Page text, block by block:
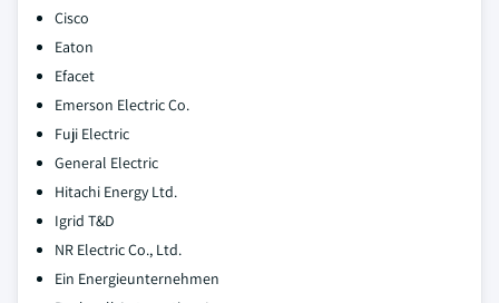
Cisco
Eaton
Efacet
Emerson Electric Co.
Fuji Electric
General Electric
Hitachi Energy Ltd.
Igrid T&D
NR Electric Co., Ltd.
Ein Energieunternehmen